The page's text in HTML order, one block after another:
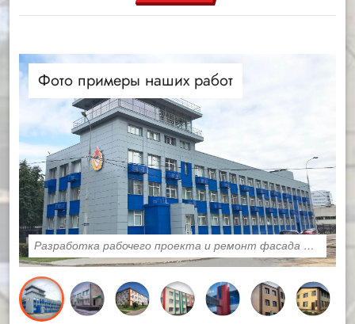
Фото примеры наших работ
Разработка рабочего проекта и ремонт фасада ФАУ ЦСКА